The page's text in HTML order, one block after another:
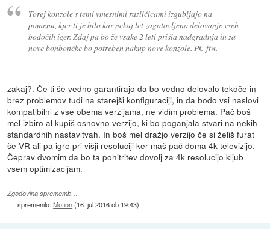
Torej konzole s temi vmesnimi različicami izgubljajo na
pomenu, kjer ti je bilo kar nekaj let zagotovljeno delovanje vseh
bodočih iger. Zdaj pa bo že vsake 2 leti prišla nadgradnja in za
nove bonbončke bo potreben nakup nove konzole. PC ftw.
zakaj?. Če ti še vedno garantirajo da bo vedno delovalo tekoče in
brez problemov tudi na starejši konfiguraciji, in da bodo vsi naslovi
kompatibilni z vse obema verzijama, ne vidim problema. Pač boš
mel izbiro al kupiš osnovno verzijo, ki bo poganjala stvari na nekih
standardnih nastavitvah. In boš mel dražjo verzijo če si želiš furat
še VR ali pa igre pri višji resoluciji ker maš pač doma 4k televizijo.
Čeprav dvomim da bo ta pohitritev dovolj za 4k resolucijo kljub
vsem optimizacijam.
Zgodovina sprememb…
spremenilo:Motion(16. jul 2016 ob 19:43)